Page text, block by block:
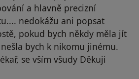
a hlavně precizní
nedokážu ani popsat
pokud bych někdy měla jít
bych k nikomu jinému.
se vším všudy Děkuji